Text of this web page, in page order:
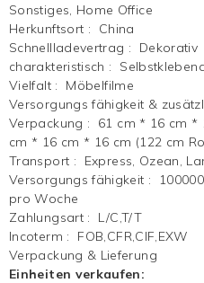
Sonstiges, Home Office
Herkunftsort :
China
Schnellladevertrag :
Dekorativ
charakteristisch :
Vielfalt :
Möbelfilme
Versorgungs fähigkeit &
Verpackung :
61 cm * 16 cm *
cm * 16 cm * 16 cm (122 cm
Transport :
Express, Ozean,
Versorgungs fähigkeit :
pro Woche
Zahlungsart :
L/C,T/T
Incoterm :
FOB,CFR,CIF,EXW
Verpackung & Lieferung
Einheiten verkaufen: